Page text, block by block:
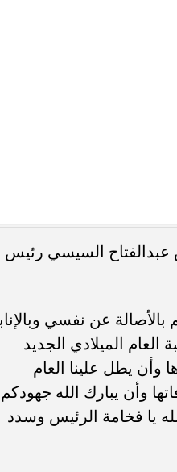
تحقيقات حوادث